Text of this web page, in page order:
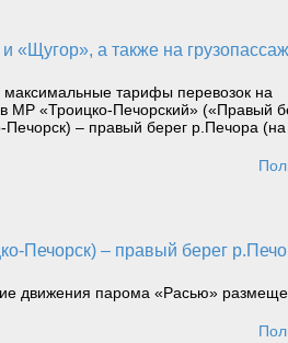
тарифы перевозок на
МР «Троицко-Печорский» («Правый
– правый берег р.Печора (на
движения парома «Расью»